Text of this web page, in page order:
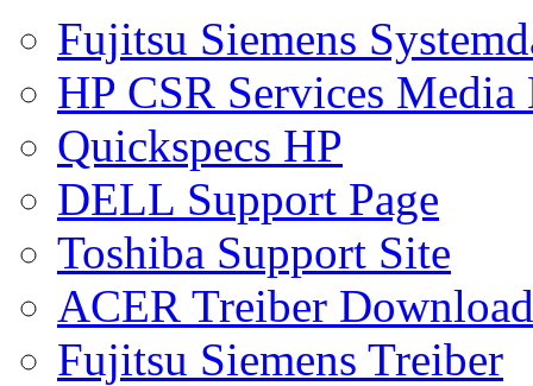
Fujitsu Siemens
HP CSR Services
Quickspecs HP
DELL Support Page
Toshiba Support Site
ACER Treiber Download
Fujitsu Siemens Treiber